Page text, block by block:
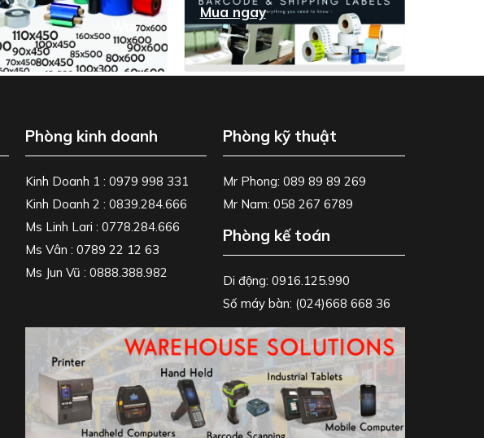
Mua ngay
Phòng kinh doanh
Kinh Doanh 1 : 0979 998 331
Kinh Doanh 2 : 0839.284.666
Ms Linh Lari : 0778.284.666
Ms Vân : 0789 22 12 63
Ms Jun Vũ : 0888.388.982
Phòng kỹ thuật
Mr Phong: 089 89 89 269
Mr Nam: 058 267 6789
Phòng kế toán
Di động: 0916.125.990
Số máy bàn: (024)668 668 36